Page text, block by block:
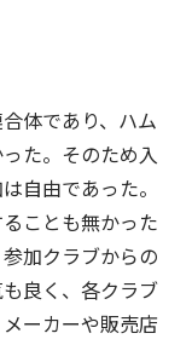
体であり、ハム
た。そのため入
自由であった。
ことも無かった
加クラブからの
良く、各クラブ
ーカーや販売店